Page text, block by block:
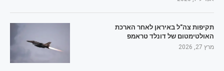
תקיפות צה"ל באיראן לאחר הארכת
האולטימטום של דונלד טראמפ
מרץ 27, 2026